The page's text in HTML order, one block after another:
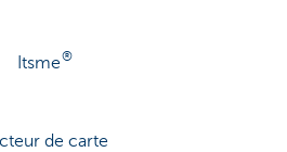
Itsme®
de carte